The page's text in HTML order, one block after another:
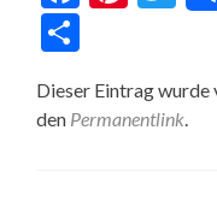
Dieser Eintrag wurde
den Permanentlink.